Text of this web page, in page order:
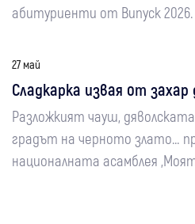
абитуриенти от Випуск
27 май
Сладкарка извая от
Разложкият чауш,
градът на черното злато…
националната асамблея